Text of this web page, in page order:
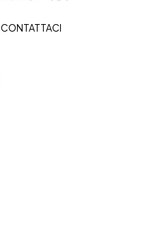
CONTATTACI